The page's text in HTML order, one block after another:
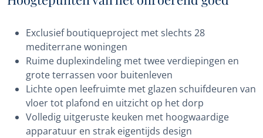
Exclusief boutiqueproject met slechts 28
mediterrane woningen
Ruime duplexindeling met twee verdiepingen en
grote terrassen voor buitenleven
Lichte open leefruimte met glazen schuifdeuren van
vloer tot plafond en uitzicht op het dorp
Volledig uitgeruste keuken met hoogwaardige
apparatuur en strak eigentijds design